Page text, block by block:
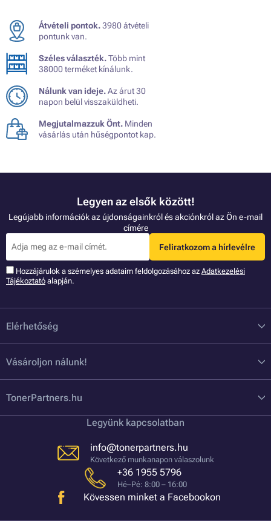
Átvételi pontok.3980 átvételi
pontunk van.
Széles választék.Több mint
38000 terméket kínálunk.
Nálunk van ideje.Az árut 30
napon belül visszaküldheti.
Megjutalmazzuk Önt. Minden
vásárlás után hűségpontot kap.
Legyen az elsők között!
Legújabb információk az újdonságainkról és akciónkról az Ön e-mail
címére
Feliratkozom a hírlevélre
Hozzájárulok a szémelyes adataim feldolgozásához az Adatkezelési
Tájékoztató alapján.
Elérhetőség
Vásároljon nálunk!
TonerPartners.hu
Legyünk kapcsolatban
info@tonerpartners.hu
Következő munkanapon válaszolunk
+36 1955 5796
Hé–Pé: 8:00 – 16:00
Kövessen minket a Facebookon